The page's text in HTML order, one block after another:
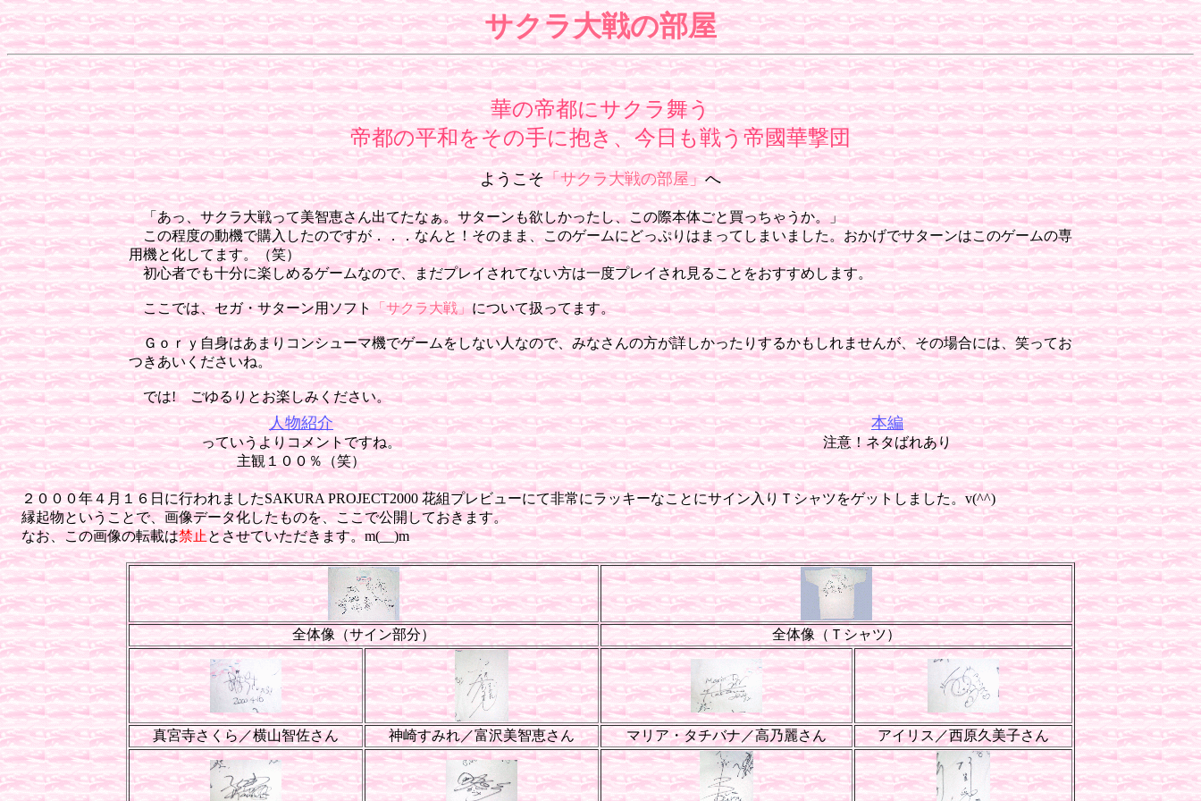
サクラ大戦の部屋
華の帝都にサクラ舞う
帝都の平和をその手に抱き、今日も戦う帝國華撃団
ようこそ「サクラ大戦の部屋」へ
「あっ、サクラ大戦って美智恵さん出てたなぁ。サターンも欲しかったし、この際本体ごと買っちゃうか。」
この程度の動機で購入したのですが．．．なんと！そのまま、このゲームにどっぷりはまってしまいました。おかげでサターンはこのゲームの専
用機と化してます。（笑）
初心者でも十分に楽しめるゲームなので、まだプレイされてない方は一度プレイされ見ることをおすすめします。
ここでは、セガ・サターン用ソフト「サクラ大戦」について扱ってます。
Ｇｏｒｙ自身はあまりコンシューマ機でゲームをしない人なので、みなさんの方が詳しかったりするかもしれませんが、その場合には、笑ってお
つきあいくださいね。
では! ごゆるりとお楽しみください。
人物紹介
っていうよりコメントですね。
主観１００％（笑）
本編
注意！ネタばれあり
２０００年４月１６日に行われましたSAKURA PROJECT2000 花組プレビューにて非常にラッキーなことにサイン入りＴシャツをゲットしました。v(^^)
縁起物ということで、画像データ化したものを、ここで公開しておきます。
なお、この画像の転載は禁止とさせていただきます。m(__)m
全体像（サイン部分） 全体像（Ｔシャツ）
真宮寺さくら／横山智佐さん 神崎すみれ／富沢美智恵さん マリア・タチバナ／高乃麗さん アイリス／西原久美子さん